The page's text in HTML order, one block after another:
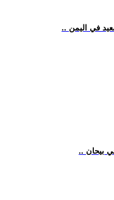
في اليمن
بيحان